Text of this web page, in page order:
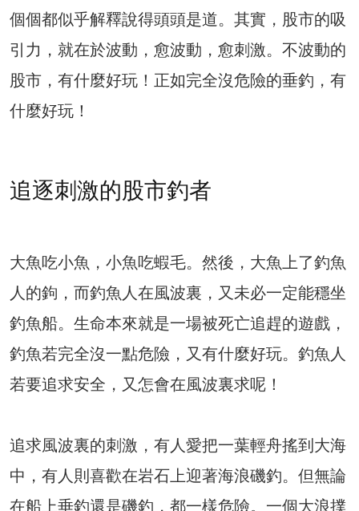
個個都似乎解釋說得頭頭是道。其實，股市的吸
引力，就在於波動，愈波動，愈刺激。不波動的
股市，有什麼好玩！正如完全沒危險的垂釣，有
什麼好玩！
追逐刺激的股市釣者
大魚吃小魚，小魚吃蝦毛。然後，大魚上了釣魚
人的鉤，而釣魚人在風波裏，又未必一定能穩坐
釣魚船。生命本來就是一場被死亡追趕的遊戲，
釣魚若完全沒一點危險，又有什麼好玩。釣魚人
若要追求安全，又怎會在風波裏求呢！
追求風波裏的刺激，有人愛把一葉輕舟搖到大海
中，有人則喜歡在岩石上迎著海浪磯釣。但無論
在船上垂釣還是磯釣，都一樣危險。一個大浪撲